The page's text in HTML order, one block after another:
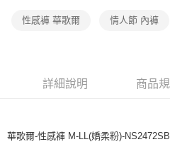
每筆NT$80，滿NT$1,000(含以上)
離島
性感褲 華歌爾 情人節 內褲
詳細說明 商品
華歌爾-性感褲 M-LL(嬌柔粉)-NS2472SB